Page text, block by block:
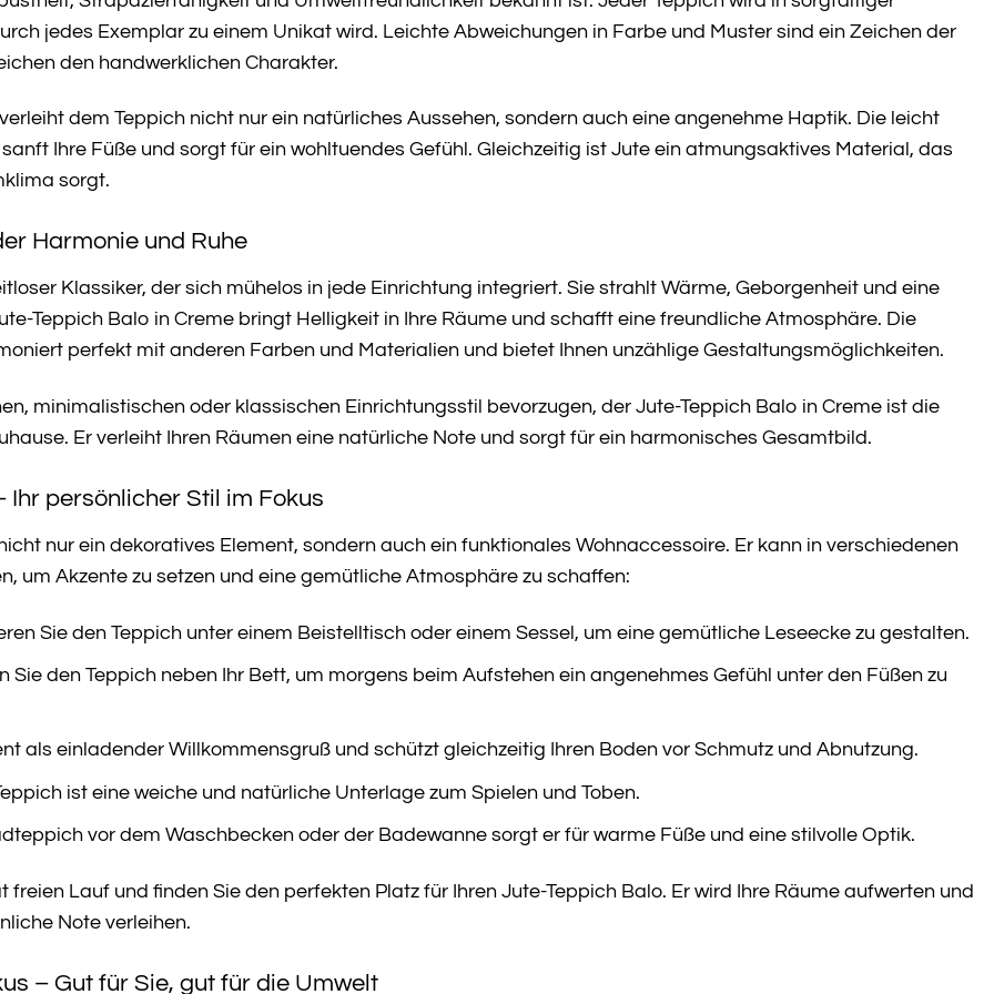
jedes Exemplar zu einem Unikat wird. Leichte Abweichungen in Farbe und Muster sind ein Zeichen der
den handwerklichen Charakter.
dem Teppich nicht nur ein natürliches Aussehen, sondern auch eine angenehme Haptik. Die leicht
Ihre Füße und sorgt für ein wohltuendes Gefühl. Gleichzeitig ist Jute ein atmungsaktives Material, das
sorgt.
Harmonie und Ruhe
Klassiker, der sich mühelos in jede Einrichtung integriert. Sie strahlt Wärme, Geborgenheit und eine
Teppich Balo in Creme bringt Helligkeit in Ihre Räume und schafft eine freundliche Atmosphäre. Die
perfekt mit anderen Farben und Materialien und bietet Ihnen unzählige Gestaltungsmöglichkeiten.
minimalistischen oder klassischen Einrichtungsstil bevorzugen, der Jute-Teppich Balo in Creme ist die
Er verleiht Ihren Räumen eine natürliche Note und sorgt für ein harmonisches Gesamtbild.
Ihr persönlicher Stil im Fokus
nur ein dekoratives Element, sondern auch ein funktionales Wohnaccessoire. Er kann in verschiedenen
um Akzente zu setzen und eine gemütliche Atmosphäre zu schaffen:
Sie den Teppich unter einem Beistelltisch oder einem Sessel, um eine gemütliche Leseecke zu gestalten.
Sie den Teppich neben Ihr Bett, um morgens beim Aufstehen ein angenehmes Gefühl unter den Füßen zu
als einladender Willkommensgruß und schützt gleichzeitig Ihren Boden vor Schmutz und Abnutzung.
ist eine weiche und natürliche Unterlage zum Spielen und Toben.
vor dem Waschbecken oder der Badewanne sorgt er für warme Füße und eine stilvolle Optik.
freien Lauf und finden Sie den perfekten Platz für Ihren Jute-Teppich Balo. Er wird Ihre Räume aufwerten und
Note verleihen.
– Gut für Sie, gut für die Umwelt